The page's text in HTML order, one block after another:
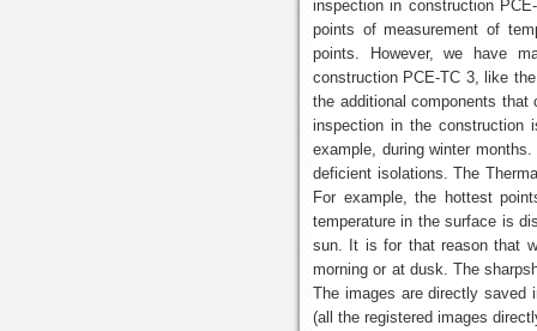
inspection in construction
points of measurement of
points. However, we have
construction PCE-TC 3, like
the additional components
inspection in the construction
example, during winter
deficient isolations. The
For example, the hottest
temperature in the surface is
sun. It is for that reason that
morning or at dusk. The
The images are directly
(all the registered images